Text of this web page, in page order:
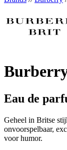
Eau de
Geheel in Britse
onvoorspelbaar,
voor humor.